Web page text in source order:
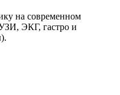
на современном
ЭКГ, гастро и